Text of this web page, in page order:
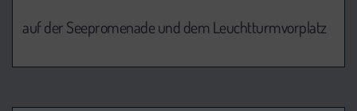
auf der Seepromenade und dem Leuchtturmvorplatz